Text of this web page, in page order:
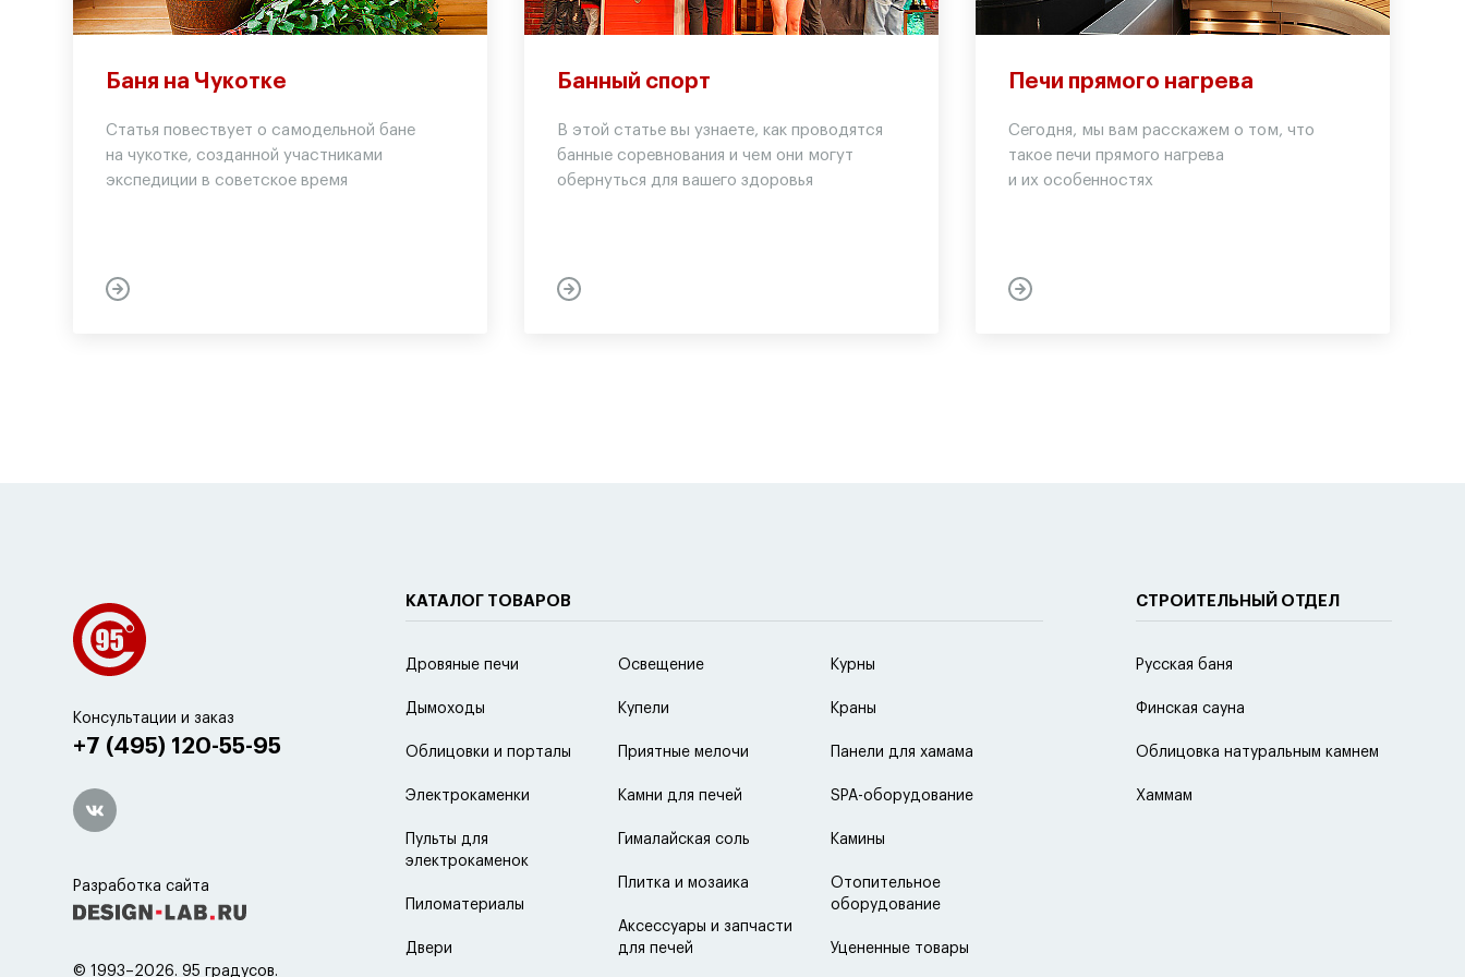
Баня на Чукотке
Статья повествует о самодельной бане
на чукотке, созданной участниками
экспедиции в советское время
Банный спорт
В этой статье вы узнаете, как проводятся
банные соревнования и чем они могут
обернуться для вашего здоровья
Печи прямого нагрева
Сегодня, мы вам расскажем о том, что
такое печи прямого нагрева
и их особенностях
Консультации и заказ
+7 (495) 120-55-95
Разработка сайта
© 1993–2026. 95 градусов.
КАТАЛОГ ТОВАРОВ
Дровяные печи
Дымоходы
Облицовки и порталы
Электрокаменки
Пульты для
электрокаменок
Пиломатериалы
Двери
Освещение
Купели
Приятные мелочи
Камни для печей
Гималайская соль
Плитка и мозаика
Аксессуары и запчасти
для печей
Курны
Краны
Панели для хамама
SPA-оборудование
Камины
Отопительное
оборудование
Уцененные товары
СТРОИТЕЛЬНЫЙ ОТДЕЛ
Русская баня
Финская сауна
Облицовка натуральным камнем
Хаммам